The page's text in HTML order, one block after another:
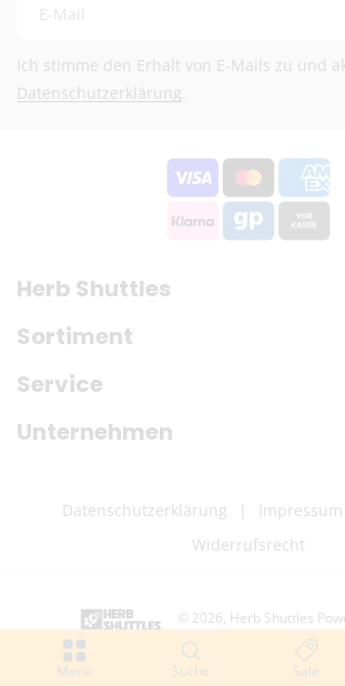
Menü Suche Sale
E-Mail
Ich stimme den Erhalt von E-Mails zu und
Datenschutzerklärung
Herb Shuttles
Sortiment
Service
Unternehmen
Datenschutzerklärung Impressum
Widerrufsrecht
© 2026, Herb Shuttles